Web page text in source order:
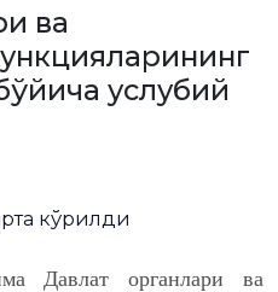
ва
услубий
кўрилди
Давлат органлари ва